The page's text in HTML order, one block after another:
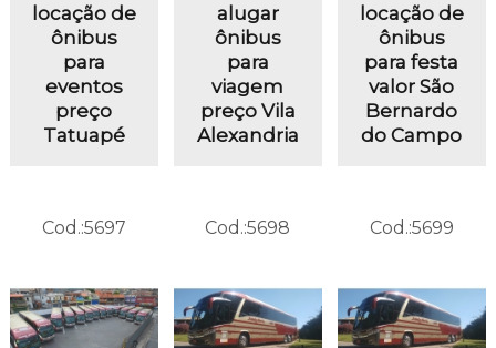
locação de
ônibus
para
eventos
preço
Tatuapé
alugar
ônibus
para
viagem
preço Vila
Alexandria
locação de
ônibus
para festa
valor São
Bernardo
do Campo
Cod.:5697 Cod.:5698 Cod.:5699